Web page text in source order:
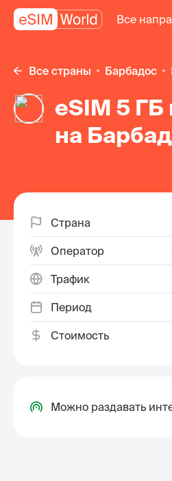
Все
Все страны Барбадос
eSIM 5 ГБ
на
Страна
Оператор
Трафик
Период
Стоимость
Можно раздавать